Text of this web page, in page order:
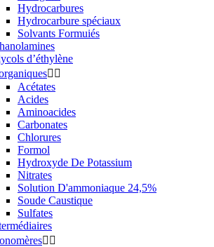
Hydrocarbures
Hydrocarbure spéciaux
Solvants Formuiés
d’éthylène
 
Acétates
Acides
Aminoacides
Carbonates
Chlorures
Formol
Hydroxyde De Potassium
Nitrates
Solution D'ammoniaque 24,5%
Soude Caustique
Sulfates
 